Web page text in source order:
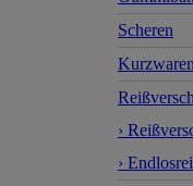
Scheren
Kurzwaren
›
›